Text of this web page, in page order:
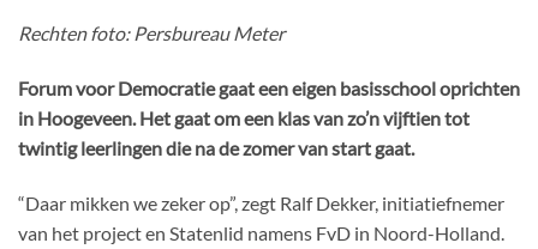
Rechten foto: Persbureau Meter
Forum voor Democratie gaat een eigen basisschool oprichten
in Hoogeveen. Het gaat om een klas van zo’n vijftien tot
twintig leerlingen die na de zomer van start gaat.
“Daar mikken we zeker op”, zegt Ralf Dekker, initiatiefnemer
van het project en Statenlid namens FvD in Noord-Holland.